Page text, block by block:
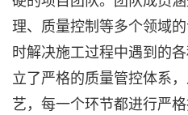
理、质量控制等多个领域
时解决施工过程中遇到的
立了严格的质量管控体系
艺，每一个环节都进行严